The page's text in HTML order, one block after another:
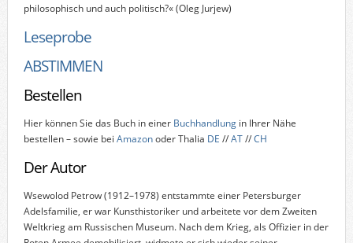
philosophisch und auch politisch?« (Oleg Jurjew)
Leseprobe
ABSTIMMEN
Bestellen
Hier können Sie das Buch in einer Buchhandlungin Ihrer Nähe
bestellen – sowie bei Amazonoder Thalia DE //AT//CH
Der Autor
Wsewolod Petrow (1912–1978) entstammte einer Petersburger
Adelsfamilie, er war Kunsthistoriker und arbeitete vor dem Zweiten
Weltkrieg am Russischen Museum. Nach dem Krieg, als Offizier in der